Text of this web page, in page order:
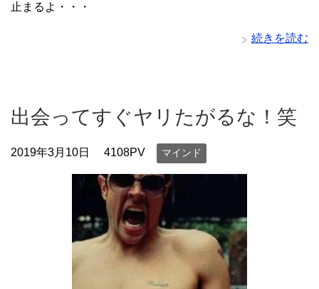
止まるよ・・・
続きを読む
出会ってすぐヤリたがるな！笑
2019年3月10日 4108PV マインド